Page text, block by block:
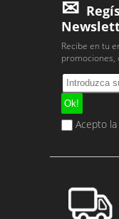
Recibe en tu
promociones,
Acepto la